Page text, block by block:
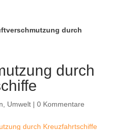
durch
durch
Umwelt| 0 Kommentare